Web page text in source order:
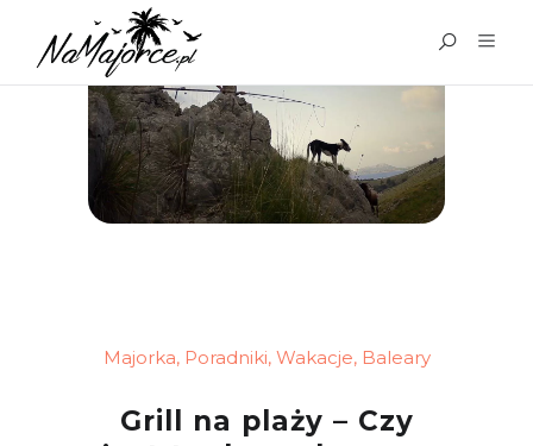
Majorka, Poradniki, Wakacje, Baleary
Grill na plaży – Czy